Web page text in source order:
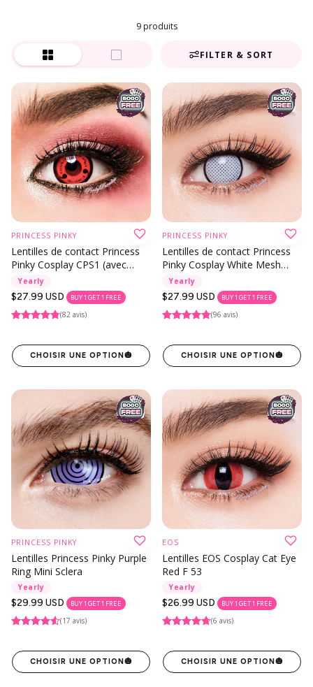
9 produits
FILTER & SORT
PRINCESS PINKY
Lentilles de contact Princess
Pinky Cosplay CPS1 (avec
prescription)
Yearly
Prix
habituel
$27.99 USD BUY 1 GET 1 FREE
(82 avis)
CHOISIR UNE OPTION🎃
PRINCESS PINKY
Lentilles de contact Princess
Pinky Cosplay White Mesh
With Rim (avec prescription)
Yearly
Prix
habituel
$27.99 USD BUY 1 GET 1 FREE
(96 avis)
CHOISIR UNE OPTION🎃
PRINCESS PINKY
Lentilles Princess Pinky Purple
Ring Mini Sclera
Yearly
Prix
habituel
$29.99 USD BUY 1 GET 1 FREE
(17 avis)
CHOISIR UNE OPTION🎃
EOS
Lentilles EOS Cosplay Cat Eye
Red F 53
Yearly
Prix
habituel
$26.99 USD BUY 1 GET 1 FREE
(6 avis)
CHOISIR UNE OPTION🎃